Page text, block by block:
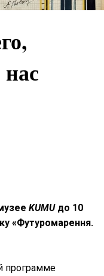
&
KUMUдо 10
«Футуромарення.
программе